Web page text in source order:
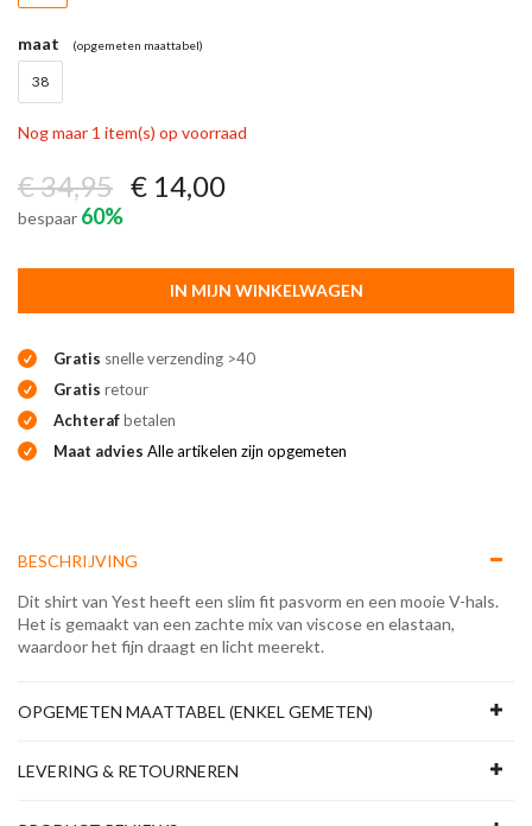
maat (opgemeten maattabel)
38
Nog maar 1 item(s) op voorraad
€ 34,95 € 14,00
bespaar 60%
IN MIJN WINKELWAGEN
Gratis snelle verzending >40
Gratis retour
Achterafbetalen
Maat advies Alle artikelen zijn opgemeten
BESCHRIJVING
Dit shirt van Yest heeft een slim fit pasvorm en een mooie V-hals.
Het is gemaakt van een zachte mix van viscose en elastaan,
waardoor het fijn draagt en licht meerekt.
OPGEMETEN MAATTABEL (ENKEL GEMETEN)
LEVERING & RETOURNEREN